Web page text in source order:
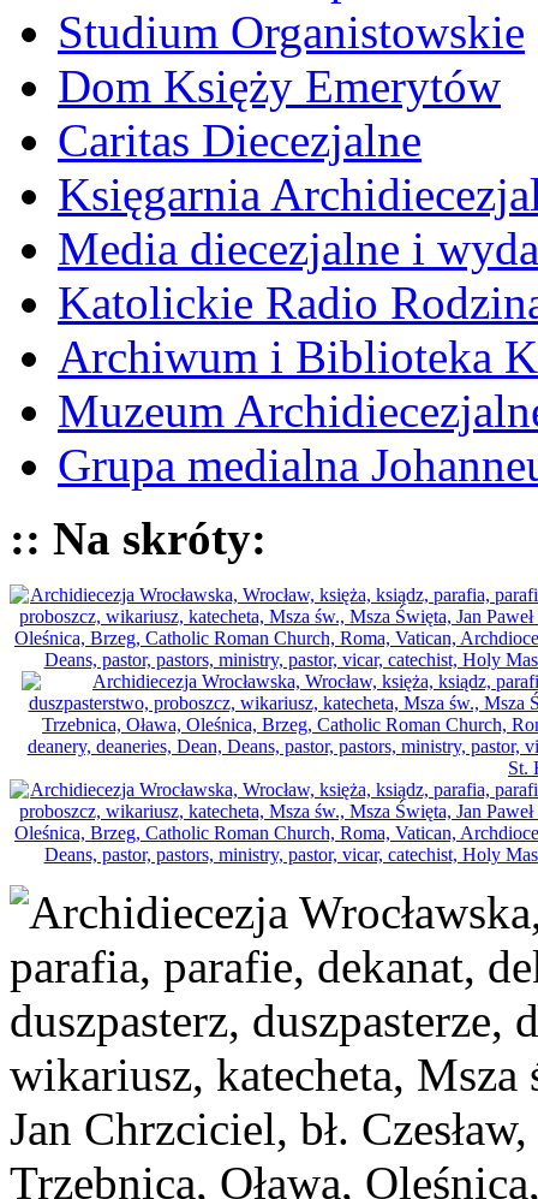
Studium Organistowskie
Dom Księży Emerytów
Caritas Diecezjalne
Księgarnia
Media diecezjalne i
Katolickie Radio
Archiwum i Biblioteka
Muzeum
Grupa medialna
:: Na skróty: